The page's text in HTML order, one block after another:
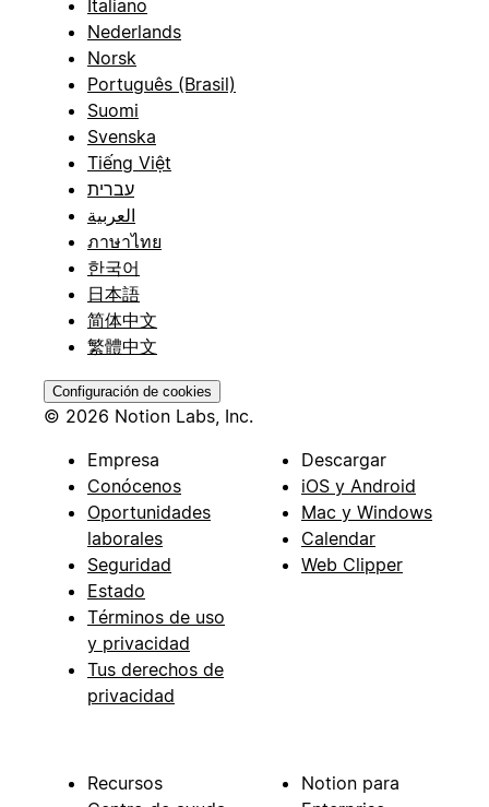
Italiano
Nederlands
Norsk
Português (Brasil)
Suomi
Svenska
Tiếng Việt
עברית
العربية
ภาษาไทย
한국어
日本語
简体中文
繁體中文
Configuración de cookies
© 2026 Notion Labs, Inc.
Empresa
Conócenos
Oportunidades
laborales
Seguridad
Estado
Términos de uso
y privacidad
Tus derechos de
privacidad
Descargar
iOS y Android
Mac y Windows
Calendar
Web Clipper
Recursos
Notion para